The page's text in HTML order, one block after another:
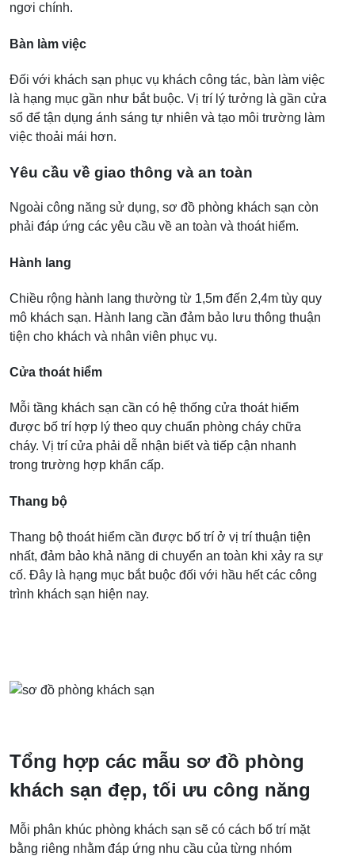
ngơi chính.
Bàn làm việc
Đối với khách sạn phục vụ khách công tác, bàn làm việc
là hạng mục gần như bắt buộc. Vị trí lý tưởng là gần cửa
sổ để tận dụng ánh sáng tự nhiên và tạo môi trường làm
việc thoải mái hơn.
Yêu cầu về giao thông và an toàn
Ngoài công năng sử dụng, sơ đồ phòng khách sạn còn
phải đáp ứng các yêu cầu về an toàn và thoát hiểm.
Hành lang
Chiều rộng hành lang thường từ 1,5m đến 2,4m tùy quy
mô khách sạn. Hành lang cần đảm bảo lưu thông thuận
tiện cho khách và nhân viên phục vụ.
Cửa thoát hiểm
Mỗi tầng khách sạn cần có hệ thống cửa thoát hiểm
được bố trí hợp lý theo quy chuẩn phòng cháy chữa
cháy. Vị trí cửa phải dễ nhận biết và tiếp cận nhanh
trong trường hợp khẩn cấp.
Thang bộ
Thang bộ thoát hiểm cần được bố trí ở vị trí thuận tiện
nhất, đảm bảo khả năng di chuyển an toàn khi xảy ra sự
cố. Đây là hạng mục bắt buộc đối với hầu hết các công
trình khách sạn hiện nay.
Tổng hợp các mẫu sơ đồ phòng
khách sạn đẹp, tối ưu công năng
Mỗi phân khúc phòng khách sạn sẽ có cách bố trí mặt
bằng riêng nhằm đáp ứng nhu cầu của từng nhóm